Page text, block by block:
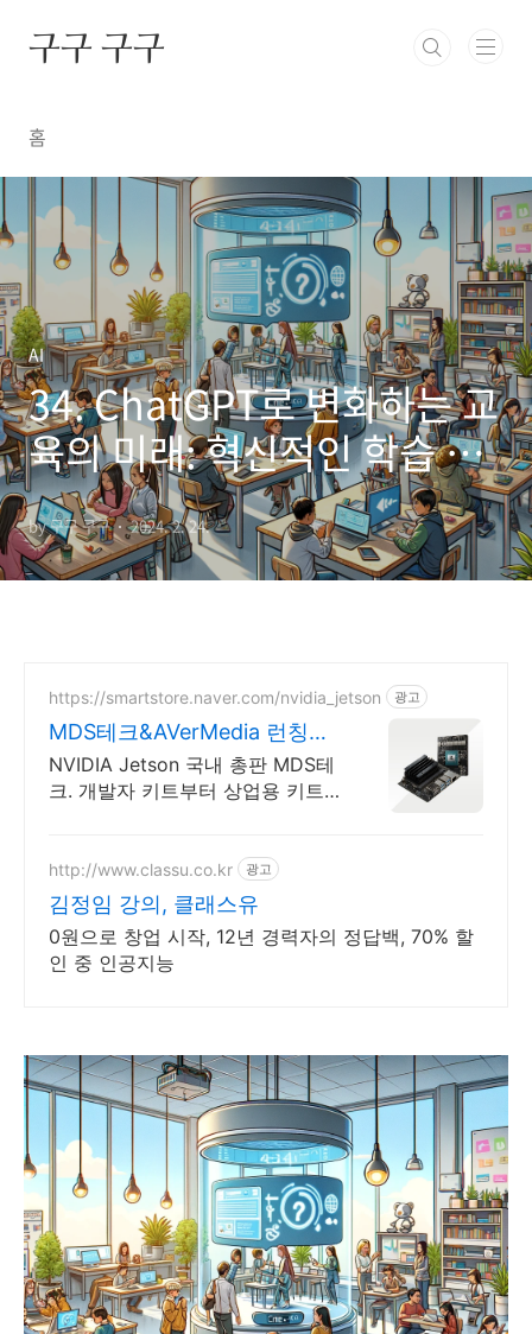
구구 구구
홈
AI
34. ChatGPT로 변화하는 교
육의 미래: 혁신적인 학습 방
법 탐색
by 구구 구구 2024. 2. 24.
https://smartstore.naver.com/nvidia_jetson 광고
MDS테크&AVerMedia 런칭기
념할인이벤트
NVIDIA Jetson 국내 총판 MDS테
크. 개발자 키트부터 상업용 키트
http://www.classu.co.kr 광고
김정임 강의, 클래스유
0원으로 창업 시작, 12년 경력자의 정답백, 70% 할
인 중 인공지능